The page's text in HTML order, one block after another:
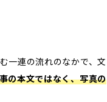
一連の流れのなかで、文
の本文ではなく、写真の